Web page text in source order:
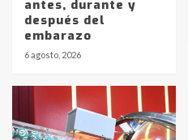
antes, durante y
después del
embarazo
6 agosto, 2026